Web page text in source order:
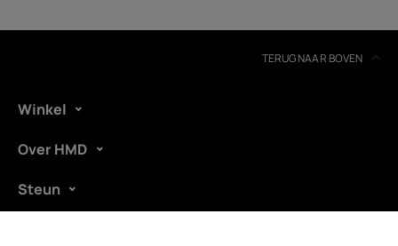
TERUG NAAR BOVEN
Winkel
Over HMD
Steun